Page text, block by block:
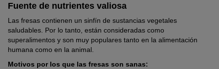
Fuente de nutrientes valiosa
Las fresas contienen un sinfín de sustancias vegetales
saludables. Por lo tanto, están consideradas como
superalimentos y son muy populares tanto en la alimentación
humana como en la animal.
Motivos por los que las fresas son sanas: